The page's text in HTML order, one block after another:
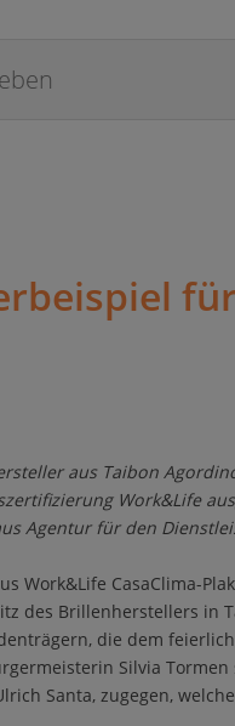
aus Taibon
Work&Life
Agentur für den
Work&Life CasaClima-
des Brillenherstellers in
die dem
Silvia
Santa, zugegen,